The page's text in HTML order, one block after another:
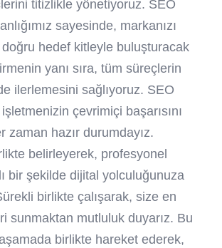
titizlikle yönetiyoruz. SEO
sayesinde, markanızı
doğru hedef kitleyle buluşturacak
yanı sıra, tüm süreçlerin
ilerlemesini sağlıyoruz. SEO
çevrimiçi başarısını
zaman hazır durumdayız.
belirleyerek, profesyonel
bir şekilde dijital yolculuğunuza
birlikte çalışarak, size en
sunmaktan mutluluk duyarız. Bu
birlikte hareket ederek,